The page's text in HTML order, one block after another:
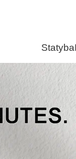
Statyba